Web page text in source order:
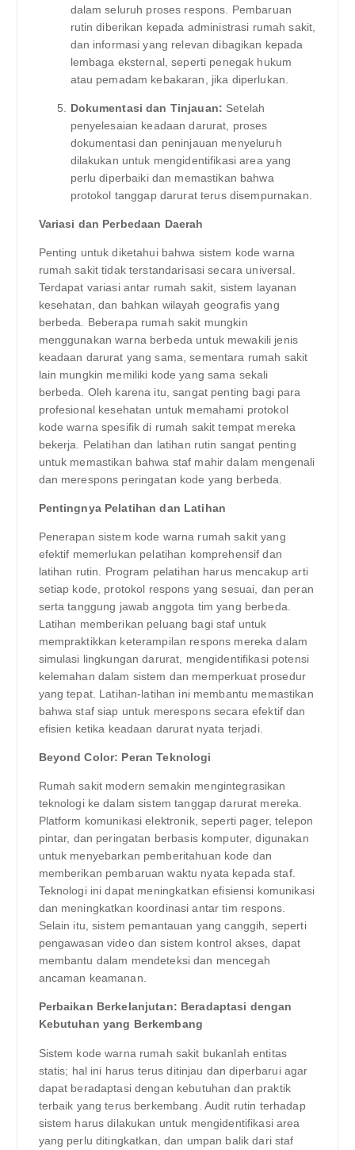
dalam seluruh proses respons. Pembaruan
rutin diberikan kepada administrasi rumah sakit,
dan informasi yang relevan dibagikan kepada
lembaga eksternal, seperti penegak hukum
atau pemadam kebakaran, jika diperlukan.
Dokumentasi dan Tinjauan: Setelah
penyelesaian keadaan darurat, proses
dokumentasi dan peninjauan menyeluruh
dilakukan untuk mengidentifikasi area yang
perlu diperbaiki dan memastikan bahwa
protokol tanggap darurat terus disempurnakan.
Variasi dan Perbedaan Daerah
Penting untuk diketahui bahwa sistem kode warna
rumah sakit tidak terstandarisasi secara universal.
Terdapat variasi antar rumah sakit, sistem layanan
kesehatan, dan bahkan wilayah geografis yang
berbeda. Beberapa rumah sakit mungkin
menggunakan warna berbeda untuk mewakili jenis
keadaan darurat yang sama, sementara rumah sakit
lain mungkin memiliki kode yang sama sekali
berbeda. Oleh karena itu, sangat penting bagi para
profesional kesehatan untuk memahami protokol
kode warna spesifik di rumah sakit tempat mereka
bekerja. Pelatihan dan latihan rutin sangat penting
untuk memastikan bahwa staf mahir dalam mengenali
dan merespons peringatan kode yang berbeda.
Pentingnya Pelatihan dan Latihan
Penerapan sistem kode warna rumah sakit yang
efektif memerlukan pelatihan komprehensif dan
latihan rutin. Program pelatihan harus mencakup arti
setiap kode, protokol respons yang sesuai, dan peran
serta tanggung jawab anggota tim yang berbeda.
Latihan memberikan peluang bagi staf untuk
mempraktikkan keterampilan respons mereka dalam
simulasi lingkungan darurat, mengidentifikasi potensi
kelemahan dalam sistem dan memperkuat prosedur
yang tepat. Latihan-latihan ini membantu memastikan
bahwa staf siap untuk merespons secara efektif dan
efisien ketika keadaan darurat nyata terjadi.
Beyond Color: Peran Teknologi
Rumah sakit modern semakin mengintegrasikan
teknologi ke dalam sistem tanggap darurat mereka.
Platform komunikasi elektronik, seperti pager, telepon
pintar, dan peringatan berbasis komputer, digunakan
untuk menyebarkan pemberitahuan kode dan
memberikan pembaruan waktu nyata kepada staf.
Teknologi ini dapat meningkatkan efisiensi komunikasi
dan meningkatkan koordinasi antar tim respons.
Selain itu, sistem pemantauan yang canggih, seperti
pengawasan video dan sistem kontrol akses, dapat
membantu dalam mendeteksi dan mencegah
ancaman keamanan.
Perbaikan Berkelanjutan: Beradaptasi dengan
Kebutuhan yang Berkembang
Sistem kode warna rumah sakit bukanlah entitas
statis; hal ini harus terus ditinjau dan diperbarui agar
dapat beradaptasi dengan kebutuhan dan praktik
terbaik yang terus berkembang. Audit rutin terhadap
sistem harus dilakukan untuk mengidentifikasi area
yang perlu ditingkatkan, dan umpan balik dari staf